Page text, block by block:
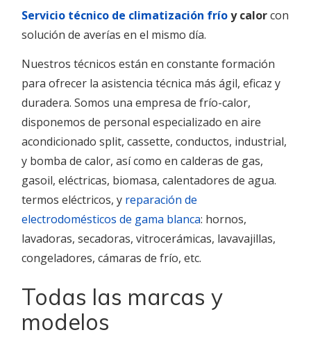
Servicio técnico de climatización fríoy calorcon
solución de averías en el mismo día.
Nuestros técnicos están en constante formación
para ofrecer la asistencia técnica más ágil, eficaz y
duradera. Somos una empresa de frío-calor,
disponemos de personal especializado en aire
acondicionado split, cassette, conductos, industrial,
y bomba de calor, así como en calderas de gas,
gasoil, eléctricas, biomasa, calentadores de agua.
termos eléctricos, y reparación de
electrodomésticos de gama blanca: hornos,
lavadoras, secadoras, vitrocerámicas, lavavajillas,
congeladores, cámaras de frío, etc.
Todas las marcas y
modelos